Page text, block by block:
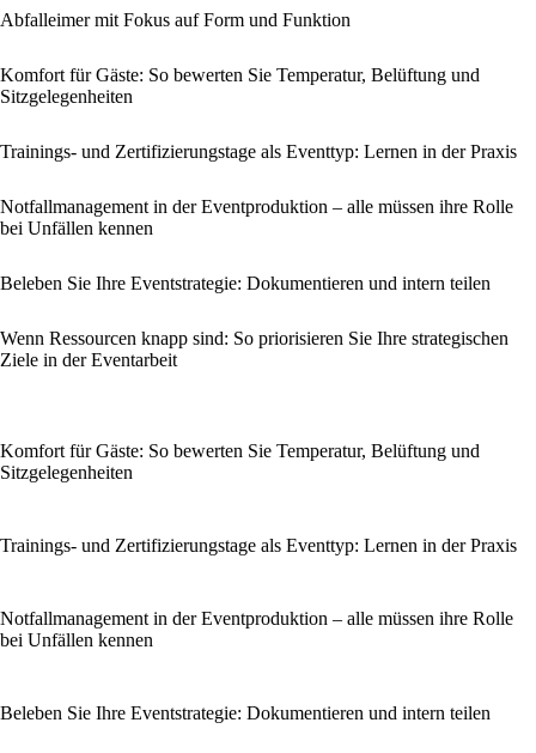
Abfalleimer mit Fokus auf Form und Funktion
Komfort für Gäste: So bewerten Sie Temperatur, Belüftung und
Sitzgelegenheiten
Trainings- und Zertifizierungstage als Eventtyp: Lernen in der Praxis
Notfallmanagement in der Eventproduktion – alle müssen ihre Rolle
bei Unfällen kennen
Beleben Sie Ihre Eventstrategie: Dokumentieren und intern teilen
Wenn Ressourcen knapp sind: So priorisieren Sie Ihre strategischen
Ziele in der Eventarbeit
Komfort für Gäste: So bewerten Sie Temperatur, Belüftung und
Sitzgelegenheiten
Trainings- und Zertifizierungstage als Eventtyp: Lernen in der Praxis
Notfallmanagement in der Eventproduktion – alle müssen ihre Rolle
bei Unfällen kennen
Beleben Sie Ihre Eventstrategie: Dokumentieren und intern teilen